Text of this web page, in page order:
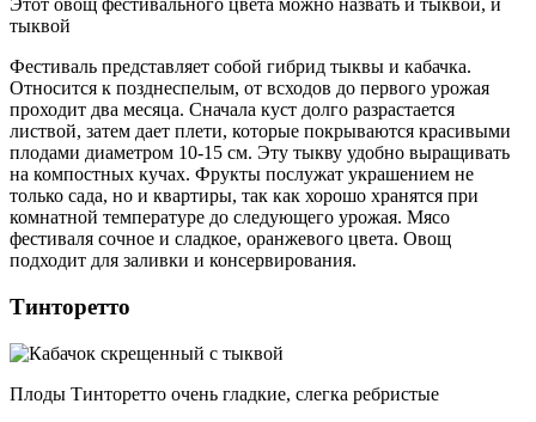
Этот овощ фестивального цвета можно назвать и тыквой, и
тыквой
Фестиваль представляет собой гибрид тыквы и кабачка.
Относится к позднеспелым, от всходов до первого урожая
проходит два месяца. Сначала куст долго разрастается
листвой, затем дает плети, которые покрываются красивыми
плодами диаметром 10-15 см. Эту тыкву удобно выращивать
на компостных кучах. Фрукты послужат украшением не
только сада, но и квартиры, так как хорошо хранятся при
комнатной температуре до следующего урожая. Мясо
фестиваля сочное и сладкое, оранжевого цвета. Овощ
подходит для заливки и консервирования.
Тинторетто
Плоды Тинторетто очень гладкие, слегка ребристые